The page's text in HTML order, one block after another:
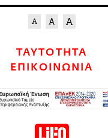
ΤΑΥΤΟΤΗΤΑ
ΕΠΙΚΟΙΝΩΝΙΑ